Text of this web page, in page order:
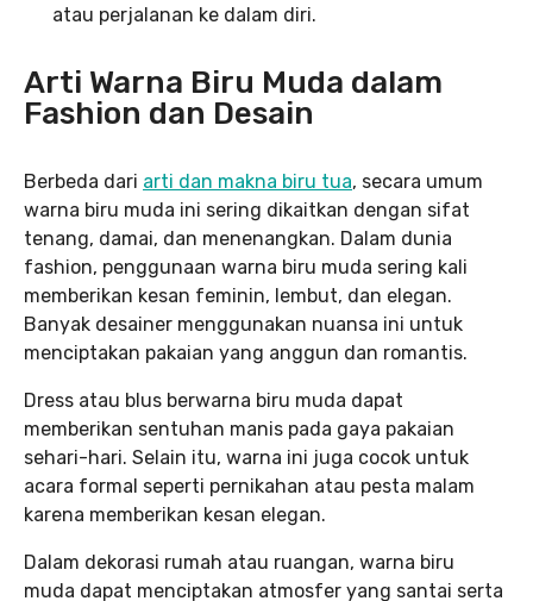
atau perjalanan ke dalam diri.
Arti Warna Biru Muda dalam
Fashion dan Desain
Berbeda dari arti dan makna biru tua, secara umum
warna biru muda ini sering dikaitkan dengan sifat
tenang, damai, dan menenangkan. Dalam dunia
fashion, penggunaan warna biru muda sering kali
memberikan kesan feminin, lembut, dan elegan.
Banyak desainer menggunakan nuansa ini untuk
menciptakan pakaian yang anggun dan romantis.
Dress atau blus berwarna biru muda dapat
memberikan sentuhan manis pada gaya pakaian
sehari-hari. Selain itu, warna ini juga cocok untuk
acara formal seperti pernikahan atau pesta malam
karena memberikan kesan elegan.
Dalam dekorasi rumah atau ruangan, warna biru
muda dapat menciptakan atmosfer yang santai serta